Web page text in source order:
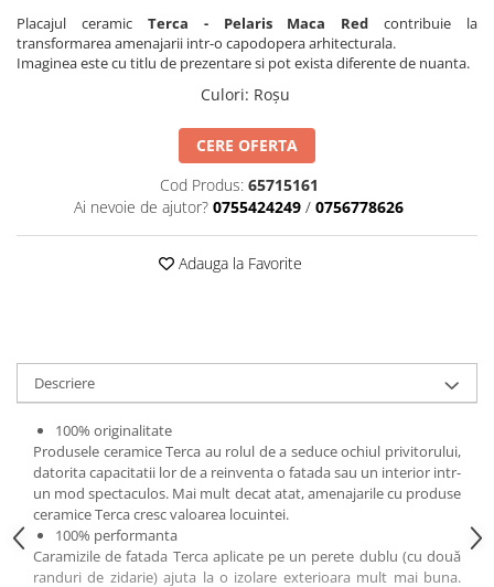
Finisaje
Accesorii Finisaje
Garnituri Adezive Uși Ferestre
Șuruburi Gips Carton
Piese pentru CD si UA
Plăci Gips Carton
Acoperiri Elastice, Textile și din
Lemn
Adezivi Acoperiri Elastice și Textile
Adezivi Parchet și Lemn
Produse pentru Curățare
Colțare Protecție
Placajul ceramic Terca - Pelaris Maca Red contribuie la
transformarea amenajarii intr-o capodopera arhitecturala.
Imaginea este cu titlu de prezentare si pot exista diferente de nuanta.
Culori: Roșu
CERE OFERTA
Cod Produs: 65715161
Ai nevoie de ajutor? 0755424249 / 0756778626
Adauga la Favorite
Descriere
100% originalitate
Produsele ceramice Terca au rolul de a seduce ochiul privitorului,
datorita capacitatii lor de a reinventa o fatada sau un interior intr-
un mod spectaculos. Mai mult decat atat, amenajarile cu produse
ceramice Terca cresc valoarea locuintei.
100% performanta
Caramizile de fatada Terca aplicate pe un perete dublu (cu două
randuri de zidarie) ajuta la o izolare exterioara mult mai buna.